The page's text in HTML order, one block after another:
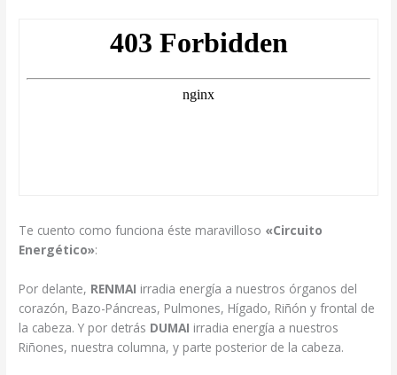
Te cuento como funciona éste maravilloso «Circuito
Energético»:
Por delante, RENMAI irradia energía a nuestros órganos del
corazón, Bazo-Páncreas, Pulmones, Hígado, Riñón y frontal de
la cabeza. Y por detrás DUMAI irradia energía a nuestros
Riñones, nuestra columna, y parte posterior de la cabeza.